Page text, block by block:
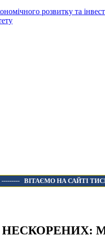
розвитку та
--------- ВІТАЄМО НА САЙТІ